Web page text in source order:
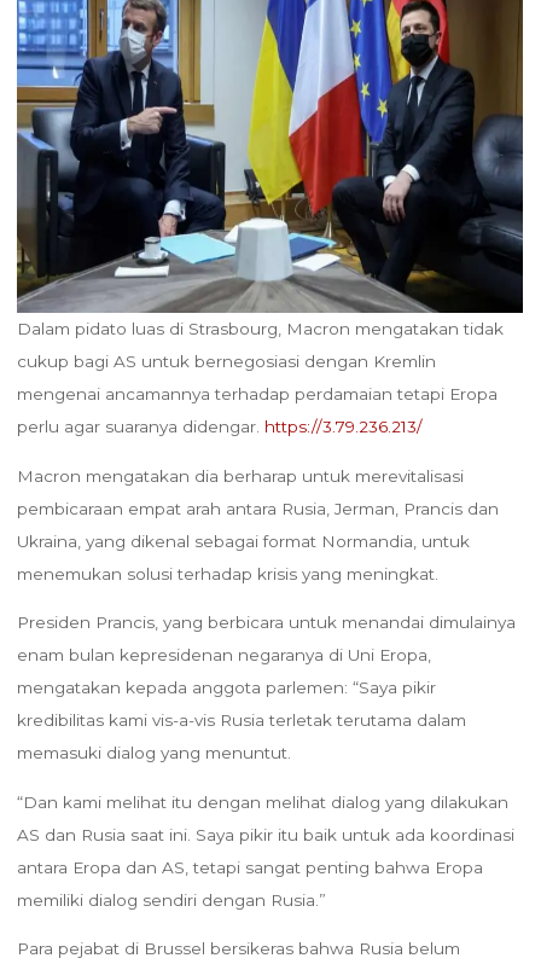
Dalam pidato luas di Strasbourg, Macron mengatakan tidak
cukup bagi AS untuk bernegosiasi dengan Kremlin
mengenai ancamannya terhadap perdamaian tetapi Eropa
perlu agar suaranya didengar. https://3.79.236.213/
Macron mengatakan dia berharap untuk merevitalisasi
pembicaraan empat arah antara Rusia, Jerman, Prancis dan
Ukraina, yang dikenal sebagai format Normandia, untuk
menemukan solusi terhadap krisis yang meningkat.
Presiden Prancis, yang berbicara untuk menandai dimulainya
enam bulan kepresidenan negaranya di Uni Eropa,
mengatakan kepada anggota parlemen: “Saya pikir
kredibilitas kami vis-a-vis Rusia terletak terutama dalam
memasuki dialog yang menuntut.
“Dan kami melihat itu dengan melihat dialog yang dilakukan
AS dan Rusia saat ini. Saya pikir itu baik untuk ada koordinasi
antara Eropa dan AS, tetapi sangat penting bahwa Eropa
memiliki dialog sendiri dengan Rusia.”
Para pejabat di Brussel bersikeras bahwa Rusia belum